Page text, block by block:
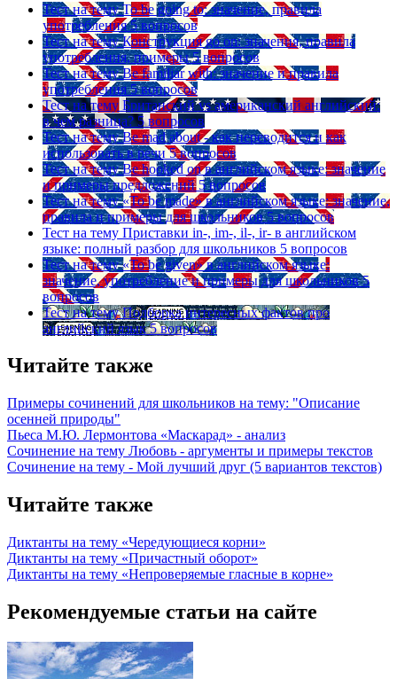
Тест на тему To be going to: значение, правила
употребления 5 вопросов
Тест на тему Конструкция go on: значения, правила
употребления, примеры 5 вопросов
Тест на тему Be familiar with: значение и правила
употребления 5 вопросов
Тест на тему Британский vs американский английский:
в чем разница? 5 вопросов
Тест на тему Be mad about - как переводится и как
использовать в речи 5 вопросов
Тест на тему Be hooked on в английском языке: значение
и примеры предложений 5 вопросов
Тест на тему «To be made» в английском языке: значение,
правила и примеры для школьников 5 вопросов
Тест на тему Приставки in-, im-, il-, ir- в английском
языке: полный разбор для школьников 5 вопросов
Тест на тему «To be given» в английском языке:
значение, употребление и примеры для школьников 5
вопросов
Тест на тему Подборка интересных фактов про
английский язык 5 вопросов
Читайте также
Примеры сочинений для школьников на тему: "Описание
осенней природы"
Пьеса М.Ю. Лермонтова «Маскарад» - анализ
Сочинение на тему Любовь - аргументы и примеры текстов
Сочинение на тему - Мой лучший друг (5 вариантов текстов)
Читайте также
Диктанты на тему «Чередующиеся корни»
Диктанты на тему «Причастный оборот»
Диктанты на тему «Непроверяемые гласные в корне»
Рекомендуемые статьи на сайте